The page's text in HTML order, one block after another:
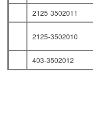
2125-3502011
2125-3502010
403-3502012